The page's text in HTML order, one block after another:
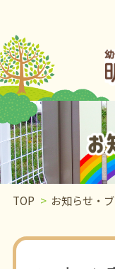
TOP > お知らせ・